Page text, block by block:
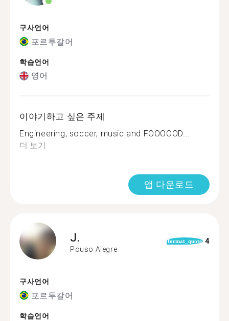
구사언어
포르투갈어
학습언어
영어
이야기하고 싶은 주제
Engineering, soccer, music and FOOOOOD...
더 보기
앱 다운로드
J.
Pouso Alegre
format_quote 4
구사언어
포르투갈어
학습언어